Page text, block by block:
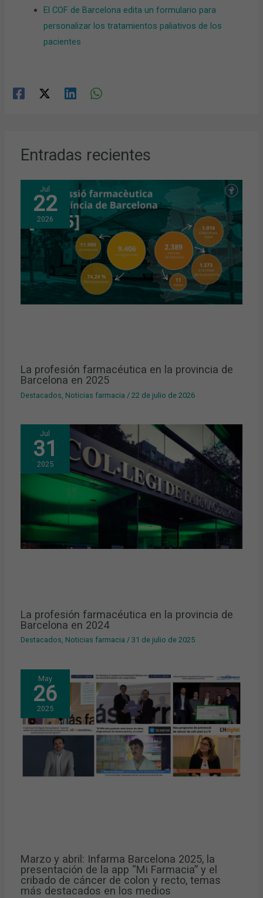
El COF de Barcelona edita un formulario para
personalizar los tratamientos paliativos de los
pacientes
Entradas recientes
Jul
22
2026
La profesión farmacéutica en la provincia de
Barcelona en 2025
Destacados Noticias farmacia /22 de julio de 2026
Jul
31
2025
La profesión farmacéutica en la provincia de
Barcelona en 2024
Destacados, Noticias farmacia /31 de julio de 2025
May
26
2025
Marzo y abril: Infarma Barcelona 2025, la
presentación de la app “Mi Farmacia” y el
cribado de cáncer de colon y recto, temas
más destacados en los medios